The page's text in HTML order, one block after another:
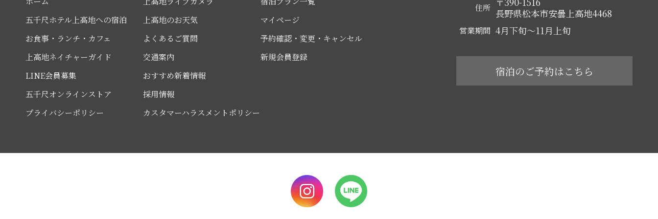
住所 長野県松本市安曇上高地4468
営業期間 4月下旬～11月上旬
宿泊のご予約はこちら
五千尺ホテル上高地への宿泊
上高地のお天気
お食事・ランチ・カフェ
よくあるご質問
上高地ネイチャーガイド
交通案内
LINE会員募集
おすすめ新着情報
五千尺オンラインストア
採用情報
プライバシーポリシー
カスタマーハラスメントポリシー
マイページ
予約確認・変更・キャンセル
新規会員登録